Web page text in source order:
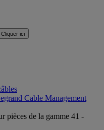
Cliquer ici
Cable Management
pièces de la gamme 41 -